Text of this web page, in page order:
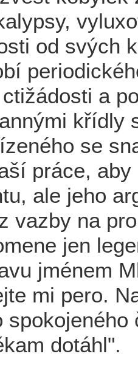
od svých
a
křídly
se
práce,
ale jeho
vazby na
jen
jménem
mi pero.
dotáhl".